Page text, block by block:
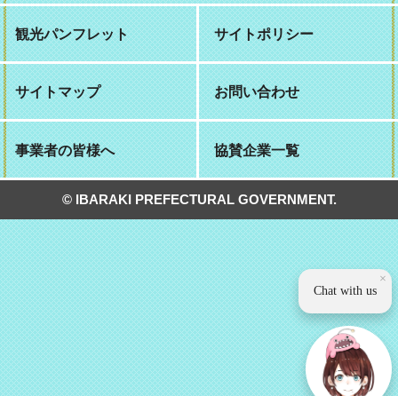
観光パンフレット サイトポリシー
サイトマップ お問い合わせ
事業者の皆様へ 協賛企業一覧
© IBARAKI PREFECTURAL GOVERNMENT.
×
Chat with us